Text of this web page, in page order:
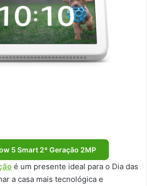
5 Smart 2ª Geração 2MP
é um presente ideal para o Dia das
a casa mais tecnológica e